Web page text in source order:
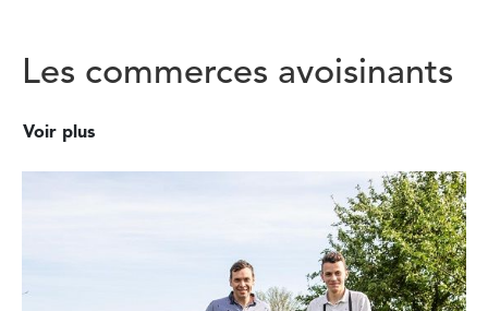
Les commerces avoisinants
Voir plus